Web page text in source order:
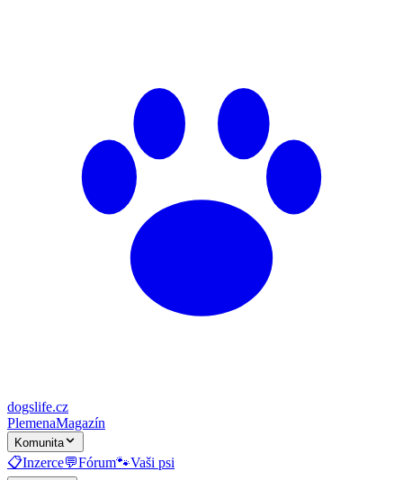
dogslife.cz
PlemenaMagazín
Komunita
📋Inzerce💬Fórum🐾Vaši psi